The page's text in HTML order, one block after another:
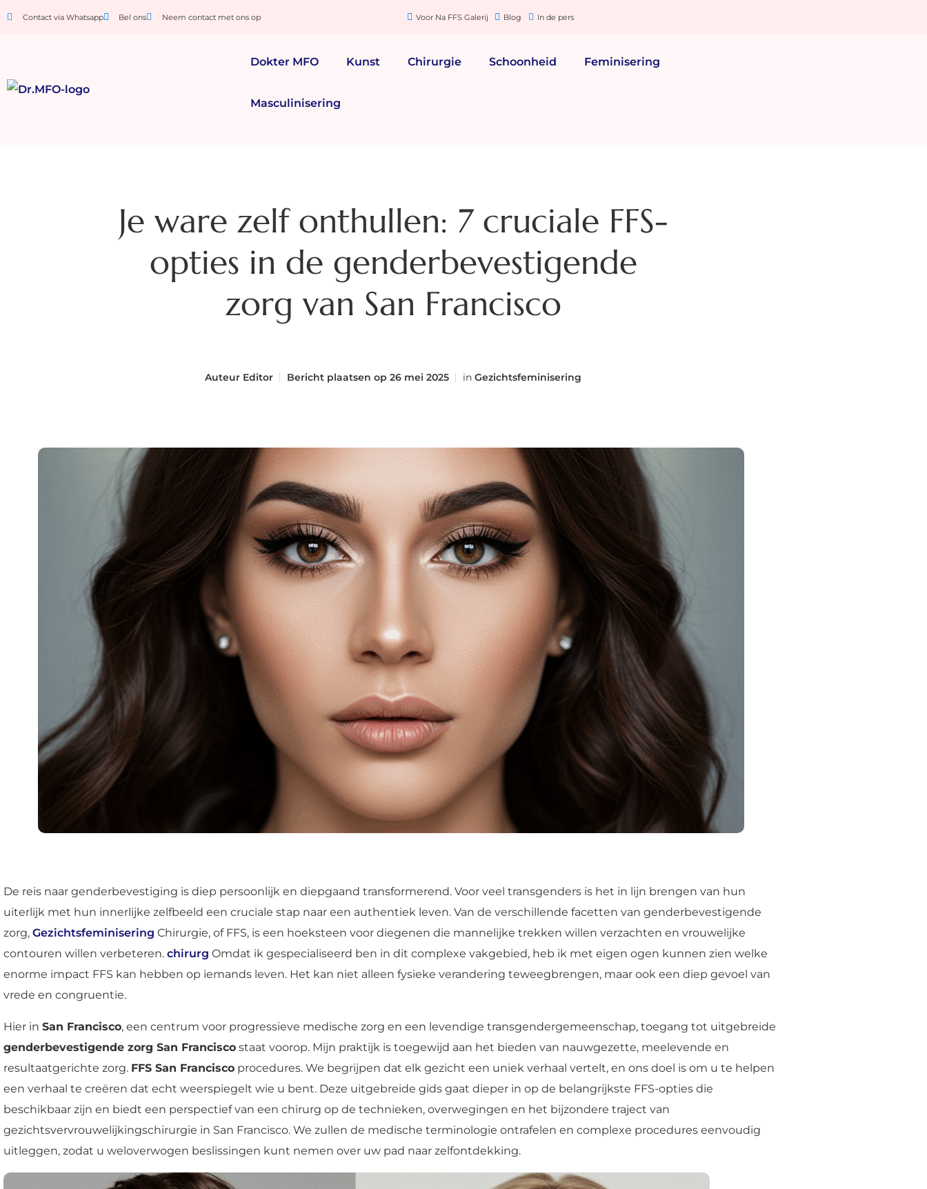
Contact via Whatsapp Bel ons Neem contact met ons op Voor Na FFS Galerij Blog In de pers
Dokter MFO Kunst Chirurgie Schoonheid Feminisering
Masculinisering
Je ware zelf onthullen: 7 cruciale FFS-
opties in de genderbevestigende
zorg van San Francisco
Auteur Editor Bericht plaatsen op 26 mei 2025 in Gezichtsfeminisering
De reis naar genderbevestiging is diep persoonlijk en diepgaand transformerend. Voor veel transgenders is het in lijn brengen van hun
uiterlijk met hun innerlijke zelfbeeld een cruciale stap naar een authentiek leven. Van de verschillende facetten van genderbevestigende
zorg, Gezichtsfeminisering Chirurgie, of FFS, is een hoeksteen voor diegenen die mannelijke trekken willen verzachten en vrouwelijke
contouren willen verbeteren. chirurg Omdat ik gespecialiseerd ben in dit complexe vakgebied, heb ik met eigen ogen kunnen zien welke
enorme impact FFS kan hebben op iemands leven. Het kan niet alleen fysieke verandering teweegbrengen, maar ook een diep gevoel van
vrede en congruentie.
Hier in San Francisco, een centrum voor progressieve medische zorg en een levendige transgendergemeenschap, toegang tot uitgebreide
genderbevestigende zorg San Francisco staat voorop. Mijn praktijk is toegewijd aan het bieden van nauwgezette, meelevende en
resultaatgerichte zorg. FFS San Francisco procedures. We begrijpen dat elk gezicht een uniek verhaal vertelt, en ons doel is om u te helpen
een verhaal te creëren dat echt weerspiegelt wie u bent. Deze uitgebreide gids gaat dieper in op de belangrijkste FFS-opties die
beschikbaar zijn en biedt een perspectief van een chirurg op de technieken, overwegingen en het bijzondere traject van
gezichtsvervrouwelijkingschirurgie in San Francisco. We zullen de medische terminologie ontrafelen en complexe procedures eenvoudig
uitleggen, zodat u weloverwogen beslissingen kunt nemen over uw pad naar zelfontdekking.